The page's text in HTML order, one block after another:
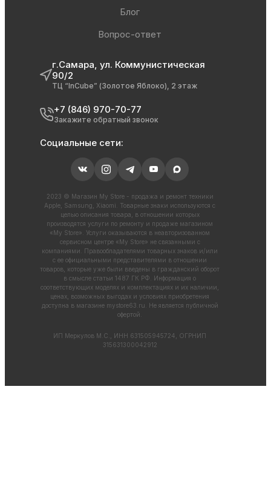
Блог
Вопрос-ответ
г.Самара, ул. Коммунистическая
90/2
ТЦ “InCube” (Золотое Яблоко), 2 этаж
+7 (846) 970-70-77
Закажите обратный звонок
Социальные сети:
2023 © Магазин My Store - продажа и ремонт техники
Apple, Samsung, Xiaomi. Товарные знаки используются с
целью описания товара, в отношении которых
производятся услуги по ремонту и продаже магазином
«My Store». Услуги оказываются в неавторизованном
сервисном центре «My Store» не связанными с
компаниями. Правообладателями товарных знаков и/или
с ее официальными представителями в отношении
товаров, которые уже были введены в гражданский оборот
в смысле статьи 1487 ГК РФ. Информация о
соответствующих моделях и комплектациях и их наличии,
ценах, возможных выгодах и условиях приобретения
доступна в магазине mystore63.ru . Не является публичной
офертой.
ИП Меркулов М.С., ИНН 631505945724, ОГРНИП
315631300042912